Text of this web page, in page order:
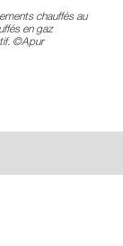
chauffés au
en gaz
©Apur